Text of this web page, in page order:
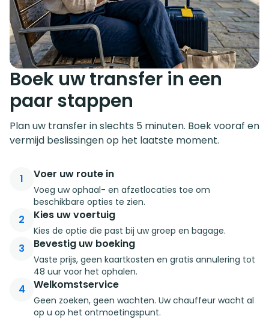
Boek uw transfer in een
paar stappen
Plan uw transfer in slechts 5 minuten. Boek vooraf en
vermijd beslissingen op het laatste moment.
1 Voer uw route in
Voeg uw ophaal- en afzetlocaties toe om
beschikbare opties te zien.
2 Kies uw voertuig
Kies de optie die past bij uw groep en bagage.
3 Bevestig uw boeking
Vaste prijs, geen kaartkosten en gratis annulering tot
48 uur voor het ophalen.
4 Welkomstservice
Geen zoeken, geen wachten. Uw chauffeur wacht al
op u op het ontmoetingspunt.